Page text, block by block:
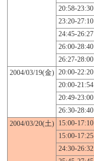
20:58-23:30
23:20-27:10
24:45-26:27
26:00-28:40
26:27-28:00
2004/03/19(金)
20:00-22:20
20:00-21:54
20:49-23:00
26:30-28:40
2004/03/20(土) 15:00-17:10
15:00-17:25
24:30-26:32